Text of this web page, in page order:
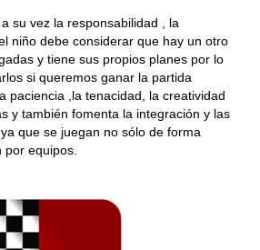
su vez la responsabilidad , la
niño debe considerar que hay un otro
y tiene sus propios planes por lo
si queremos ganar la partida
paciencia ,la tenacidad, la creatividad
y también fomenta la integración y las
que se juegan no sólo de forma
por equipos.